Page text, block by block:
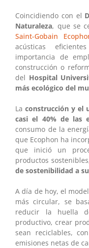
Coincidiendo con el
Naturaleza, que se
Saint-Gobain
acústicas
importancia de
construcción o
del Hospital
más ecológico del
Laconstrucción y el
casi el 40% de las
consumo de la
que Ecophon ha
que inició un
productos
de sostenibilidad a
A día de hoy, el
más circular, se
reducir la huella
productivo, crear
sean reciclables,
emisiones netas de